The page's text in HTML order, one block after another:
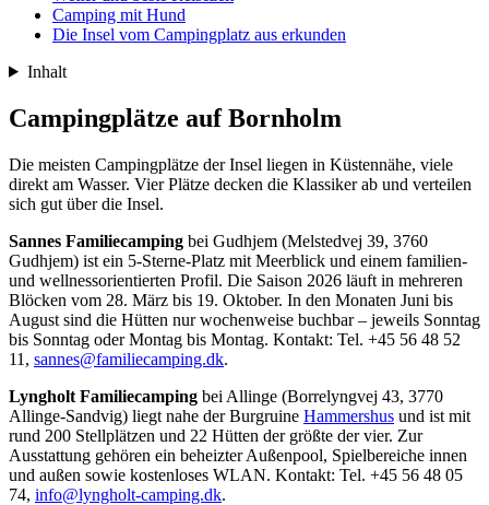
Camping mit Hund
Die Insel vom Campingplatz aus erkunden
Inhalt
Campingplätze auf Bornholm
Die meisten Campingplätze der Insel liegen in Küstennähe, viele
direkt am Wasser. Vier Plätze decken die Klassiker ab und verteilen
sich gut über die Insel.
Sannes Familiecamping bei Gudhjem (Melstedvej 39, 3760
Gudhjem) ist ein 5-Sterne-Platz mit Meerblick und einem familien-
und wellnessorientierten Profil. Die Saison 2026 läuft in mehreren
Blöcken vom 28. März bis 19. Oktober. In den Monaten Juni bis
August sind die Hütten nur wochenweise buchbar – jeweils Sonntag
bis Sonntag oder Montag bis Montag. Kontakt: Tel. +45 56 48 52
11, sannes@familiecamping.dk.
Lyngholt Familiecamping bei Allinge (Borrelyngvej 43, 3770
Allinge-Sandvig) liegt nahe der Burgruine Hammershus und ist mit
rund 200 Stellplätzen und 22 Hütten der größte der vier. Zur
Ausstattung gehören ein beheizter Außenpool, Spielbereiche innen
und außen sowie kostenloses WLAN. Kontakt: Tel. +45 56 48 05
74, info@lyngholt-camping.dk.